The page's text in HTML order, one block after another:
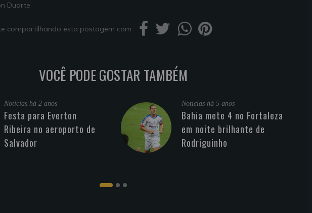
Duarte
compartilhando esta postagem com
VOCÊ PODE GOSTAR TAMBÉM
Noticias há 2 anos
Festa para Everton
Ribeira no aeroporto de
Salvador
Noticias há 5 anos
Bahia mete 4 no Fortaleza
em noite brilhante de
Rodriguinho